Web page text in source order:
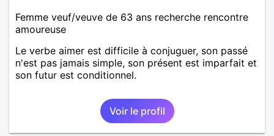
Femme veuf/veuve de 63 ans recherche rencontre
amoureuse
Le verbe aimer est difficile à conjuguer, son passé
n'est pas jamais simple, son présent est imparfait et
son futur est conditionnel.
Voir le profil